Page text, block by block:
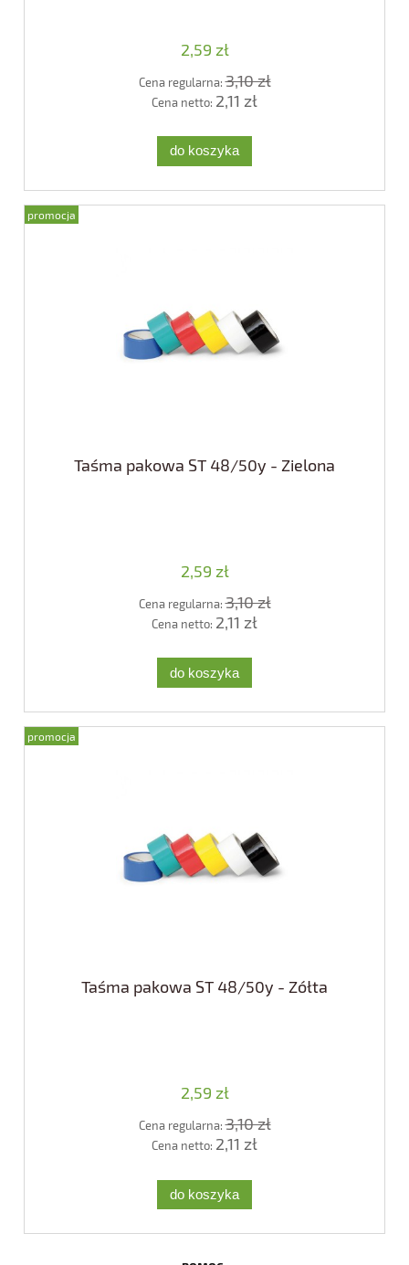
2,59 zł
Cena regularna:3,10 zł
Cena netto: 2,11 zł
do koszyka
Taśma pakowa ST 48/50y - Zielona
2,59 zł
Cena regularna:3,10 zł
Cena netto: 2,11 zł
do koszyka
promocja
Taśma pakowa ST 48/50y - Zółta
2,59 zł
Cena regularna:3,10 zł
Cena netto: 2,11 zł
do koszyka
promocja